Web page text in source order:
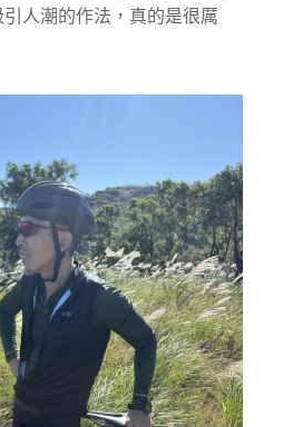
人潮的作法，真的是很厲